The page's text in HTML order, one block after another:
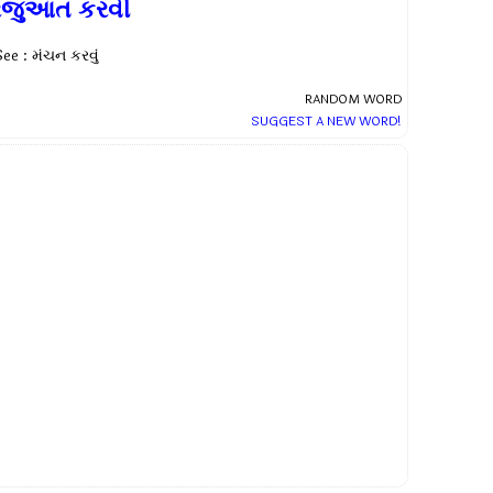
કરવી
: મંચન કરવું
RANDOM WORD
SUGGEST A NEW WORD!